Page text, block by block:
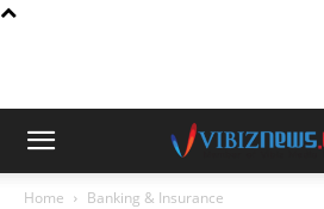
Home Banking & Insurance